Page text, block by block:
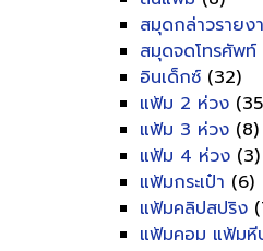
สมุดกล่าวรายง
สมุดจดโทรศัพท์
อินเด็กซ์ (32)
แฟ้ม 2 ห่วง
แฟ้ม 3 ห่วง (8)
แฟ้ม 4 ห่วง (3)
แฟ้มกระเป๋า (6)
แฟ้มคลิปสปริง
แฟ้มคอม แฟ้มหี